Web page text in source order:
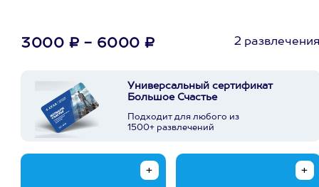
3000 ₽ - 6000 ₽ 2
Универсальный сертификат
Большое Счастье
Подходит для любого из
1500+ развлечений